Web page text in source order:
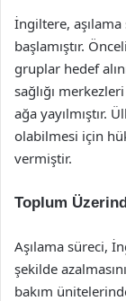
İngiltere, aşılama
başlamıştır.
gruplar hedef
sağlığı
ağa yayılmıştır.
olabilmesi için
vermiştir.
Toplum
Aşılama süreci,
şekilde
bakım